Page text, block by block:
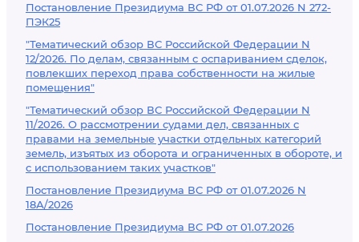
Постановление Президиума ВС РФ от 01.07.2026 N 272-
ПЭК25
"Тематический обзор ВС Российской Федерации N
12/2026. По делам, связанным с оспариванием сделок,
повлекших переход права собственности на жилые
помещения"
"Тематический обзор ВС Российской Федерации N
11/2026. О рассмотрении судами дел, связанных с
правами на земельные участки отдельных категорий
земель, изъятых из оборота и ограниченных в обороте, и
с использованием таких участков"
Постановление Президиума ВС РФ от 01.07.2026 N
18А/2026
Постановление Президиума ВС РФ от 01.07.2026